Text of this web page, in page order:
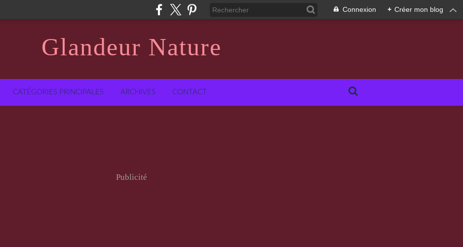
Connexion + Créer mon blog
Glandeur Nature
CATÉGORIES PRINCIPALES ARCHIVES CONTACT
Publicité